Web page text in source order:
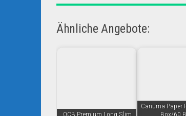
Ähnliche Angebote:
OCB Premium Long Slim
Canuma Paper
Box/60